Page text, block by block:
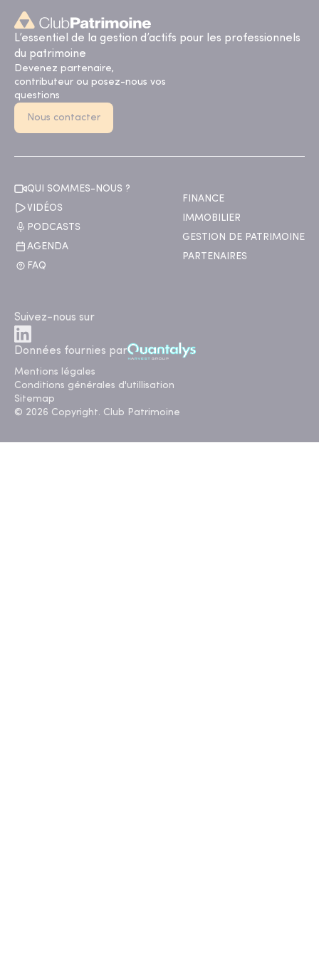
L’essentiel de la gestion d’actifs pour les professionnels
du patrimoine
Devenez partenaire,
contributeur ou posez-nous vos
questions
Nous contacter
QUI SOMMES-NOUS ?
VIDÉOS
PODCASTS
AGENDA
FAQ
FINANCE
IMMOBILIER
GESTION DE PATRIMOINE
PARTENAIRES
Suivez-nous sur
Données fournies par
Mentions légales
Conditions générales d'utillisation
Sitemap
© 2026 Copyright. Club Patrimoine